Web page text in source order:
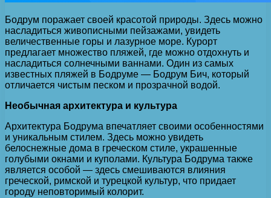
Бодрум поражает своей красотой природы. Здесь можно
насладиться живописными пейзажами, увидеть
величественные горы и лазурное море. Курорт
предлагает множество пляжей, где можно отдохнуть и
насладиться солнечными ваннами. Один из самых
известных пляжей в Бодруме — Бодрум Бич, который
отличается чистым песком и прозрачной водой.
Необычная архитектура и культура
Архитектура Бодрума впечатляет своими особенностями
и уникальным стилем. Здесь можно увидеть
белоснежные дома в греческом стиле, украшенные
голубыми окнами и куполами. Культура Бодрума также
является особой — здесь смешиваются влияния
греческой, римской и турецкой культур, что придает
городу неповторимый колорит.